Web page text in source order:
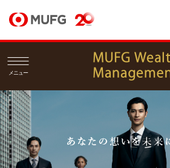
メニュー